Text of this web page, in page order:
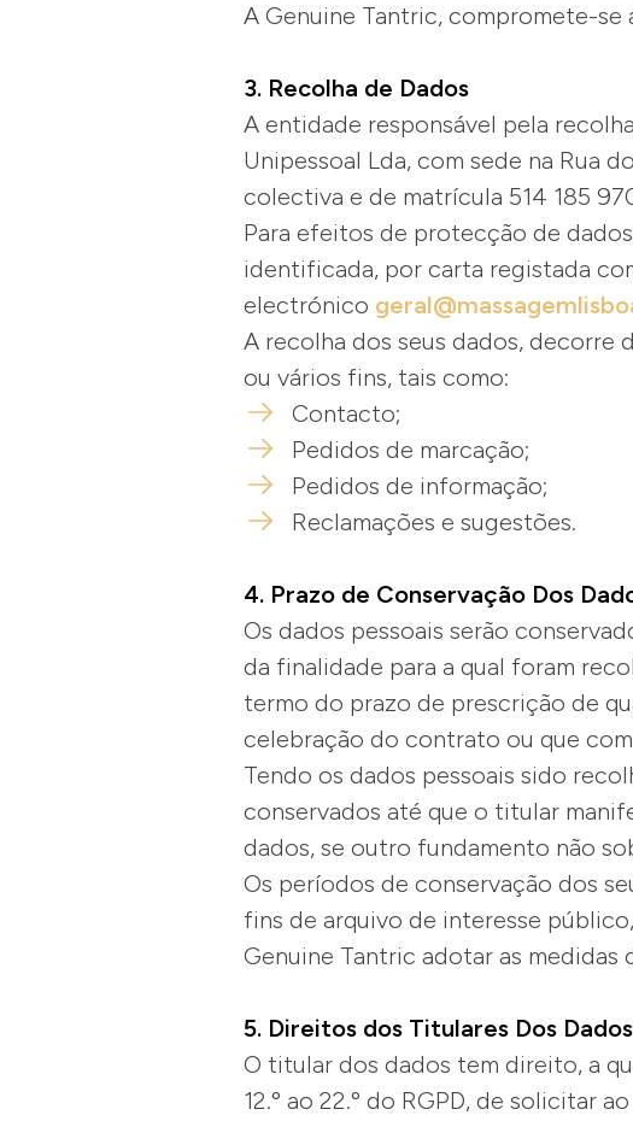
A Genuine Tantric, compromete-
3. Recolha de Dados
A entidade responsável pela
Unipessoal Lda, com sede na Rua
colectiva e de matrícula 514 185
Para efeitos de protecção de
identificada, por carta registada
electrónico
A recolha dos seus dados, decorre
ou vários fins, tais como:
Contacto;
Pedidos de marcação;
Pedidos de informação;
Reclamações e sugestões.
4. Prazo de Conservação Dos
Os dados pessoais serão
da finalidade para a qual foram
termo do prazo de prescrição de
celebração do contrato ou que com
Tendo os dados pessoais sido
conservados até que o titular
dados, se outro fundamento não
Os períodos de conservação dos
fins de arquivo de interesse
Genuine Tantric adotar as medidas
5. Direitos dos Titulares Dos Dados
O titular dos dados tem direito, a
12.º ao 22.º do RGPD, de solicitar